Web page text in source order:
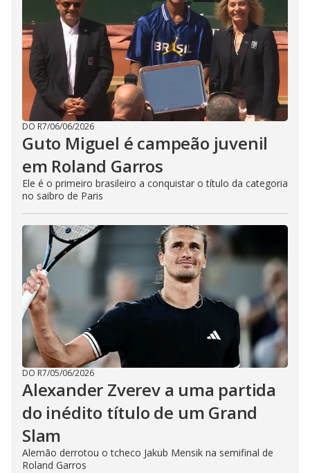
DO R7/06/06/2026
Guto Miguel é campeão juvenil
em Roland Garros
Ele é o primeiro brasileiro a conquistar o título da categoria
no saibro de Paris
DO R7/05/06/2026
Alexander Zverev a uma partida
do inédito título de um Grand
Slam
Alemão derrotou o tcheco Jakub Mensik na semifinal de
Roland Garros